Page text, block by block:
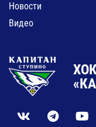
Новости
Видео